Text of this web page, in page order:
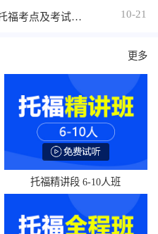
2021年10-12月西交利物浦大学托福考点及考试时间详情介绍 10-21
更多
托福精讲段 6-10人班